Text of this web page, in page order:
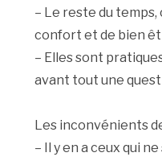
– Le reste du temps,
confort et de bien
– Elles sont
avant tout une
Les inconvénients
– Il y en a ceux qui